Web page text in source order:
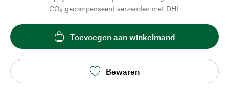
CO₂-gecompenseerd verzenden met DHL
Toevoegen aan winkelmand
Bewaren